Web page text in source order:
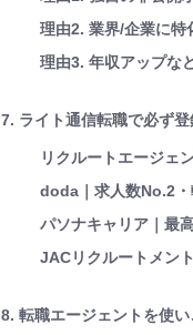
理由2. 業界/企業に特
理由3. 年収アップな
7. ライト通信転職で必ず
リクルートエージェ
doda｜求人数No.2・
パソナキャリア｜最
JACリクルートメン
8. 転職エージェントを使